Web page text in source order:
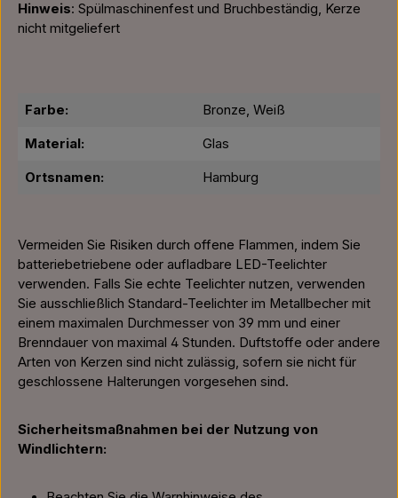
Hinweis: Spülmaschinenfest und Bruchbeständig, Kerze
nicht mitgeliefert
Farbe: Bronze, Weiß
Material: Glas
Ortsnamen: Hamburg
Vermeiden Sie Risiken durch offene Flammen, indem Sie
batteriebetriebene oder aufladbare LED-Teelichter
verwenden. Falls Sie echte Teelichter nutzen, verwenden
Sie ausschließlich Standard-Teelichter im Metallbecher mit
einem maximalen Durchmesser von 39 mm und einer
Brenndauer von maximal 4 Stunden. Duftstoffe oder andere
Arten von Kerzen sind nicht zulässig, sofern sie nicht für
geschlossene Halterungen vorgesehen sind.
Sicherheitsmaßnahmen bei der Nutzung von
Windlichtern: